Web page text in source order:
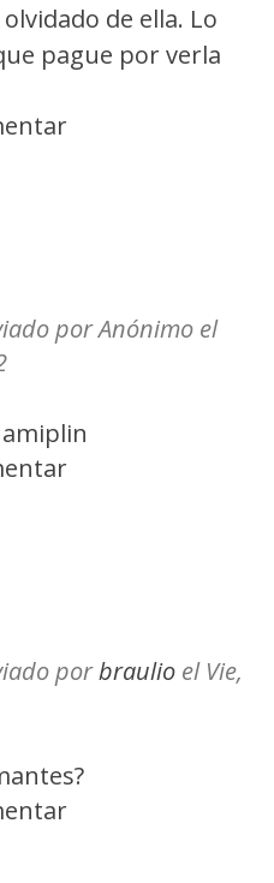
de ella. Lo
pague por verla
porAnónimo el
porbraulio el Vie,